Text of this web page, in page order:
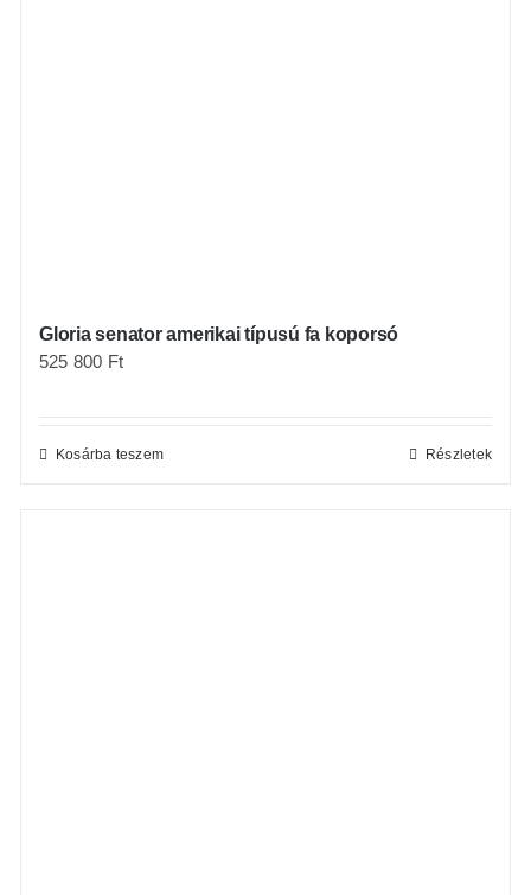
Gloria senator amerikai típusú fa koporsó
525 800 Ft
Kosárba teszem Részletek